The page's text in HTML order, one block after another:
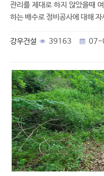
관리를 제대로 하지 않았을때
하는 배수로 정비공사에 대해
강우건설 39163 07-